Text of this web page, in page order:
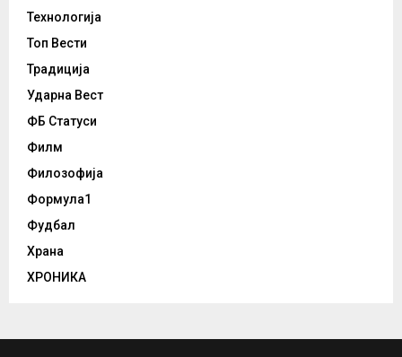
Технологија
Топ Вести
Традиција
Ударна Вест
ФБ Статуси
Филм
Филозофија
Формула1
Фудбал
Храна
ХРОНИКА